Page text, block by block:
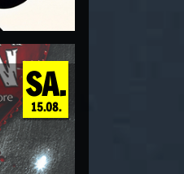
SA.
15.08.